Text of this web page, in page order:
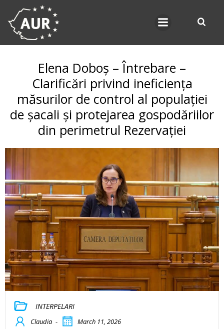
Elena Doboș – Întrebare –
Clarificări privind ineficiența
măsurilor de control al populației
de șacali și protejarea gospodăriilor
din perimetrul Rezervației
INTERPELARI
Claudia - March 11, 2026